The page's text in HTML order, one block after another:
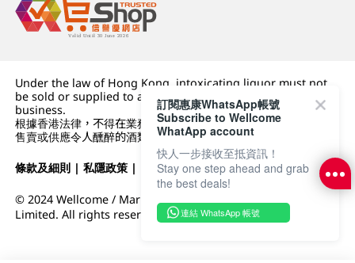
Under the law of Hong Kong, intoxicating liquor must not
be sold or supplied to a minor (under 18) in the course of
business.
根據香港法律，不得在業務過程中，向未成年人 (18 歲以下人士)
售賣或供應令人醺醉的酒類。
條款及細則 |私隱政策 | DFI零售集團
© 2024 Wellcome / Market Place. The Dairy Farm Company
Limited. All rights reserved.
訂閱惠康WhatsApp帳號
Subscribe to Wellcome
WhatApp account
快人一步接收至抵資訊！
Stay one step ahead and grab
the best deals!
連結 WhatsApp 帳號